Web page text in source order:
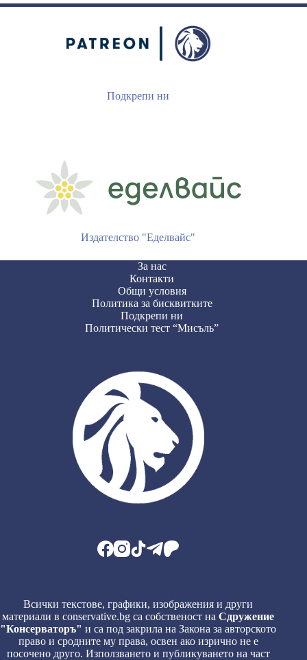
Подкрепи ни
Издателство "Еделвайс"
За нас
Контакти
Общи условия
Политика за бисквитките
Подкрепи ни
Политически тест “Мисъль”
Всички текстове, графики, изображения и други
материали в conservative.bg са собственост наСдружение
"Консерваторъ" и са под закрила на Закона за авторското
право и сродните му права, освен ако изрично не е
посочено друго. Използването и публикуването на част